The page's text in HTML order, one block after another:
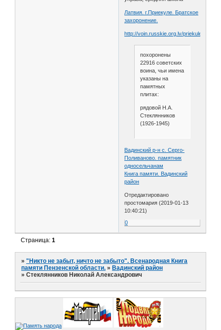
Латвия. г.Приекуле. Братское
захоронение.
http://voin.russkie.org.lv/priekule.php
похоронены
22916 советских
воина, чьи имена
указаны на
памятных
плитах:
рядовой Н.А.
Стеклянников
(1926-1945)
Вадинский р-н с. Серго-
Поливаново. памятник
односельчанам
Книга памяти. Вадинский
район
Отредактировано
простомария (2019-01-13
10:40:21)
0
Страница:1
»"Никто не забыт, ничто не забыто". Всенародная Книга
памяти Пензенской области. » Вадинский район
»Стеклянников Николай Александрович